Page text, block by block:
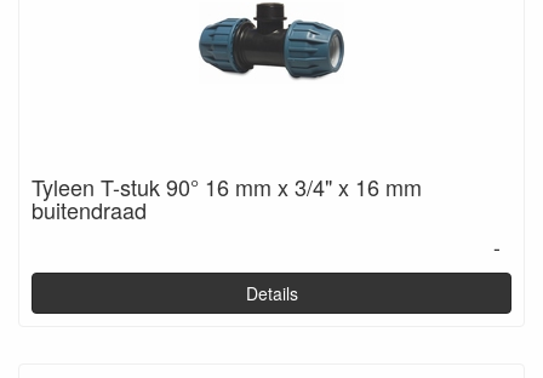
Tyleen T-stuk 90° 16 mm x 3/4" x 16 mm
buitendraad
-
Details